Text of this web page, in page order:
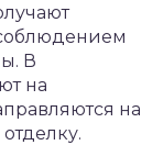
В
на
на